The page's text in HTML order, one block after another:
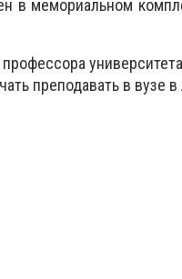
в мемориальном
преподавать в вузе